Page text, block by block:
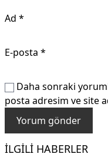
Ad *
E-posta *
Daha sonraki
posta adresim ve site
İLGILI HABERLER